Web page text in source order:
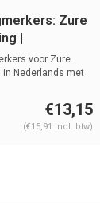
Zure
|
| Zuren en
voor Zure
in Nederlands met
€13,15
(€15,91 Incl. btw)